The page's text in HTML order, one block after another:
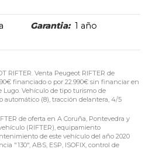
Garantia: 1 año
RIFTER. Venta Peugeot RIFTER de
financiado o por 22.990€ sin financiar en
Lugo. Vehículo de tipo turismo de
automático (8), tracción delantera, 4/5
de oferta en A Coruña, Pontevedra y
(RIFTER), equipamiento
de este vehículo del año 2020
"130", ABS, ESP, ISOFIX, control de